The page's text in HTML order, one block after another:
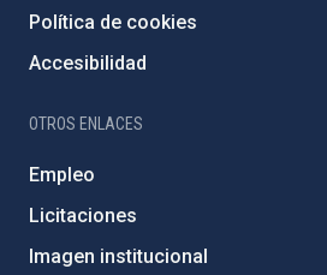
Política de cookies
Accesibilidad
OTROS ENLACES
Empleo
Licitaciones
Imagen institucional